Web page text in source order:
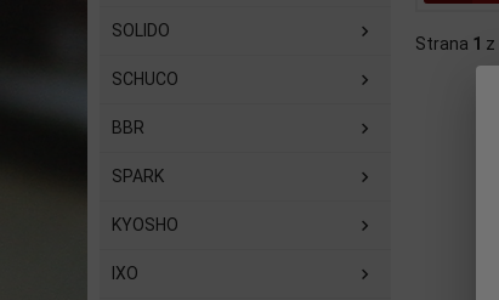
SOLIDO
SCHUCO
BBR
SPARK
KYOSHO
IXO
Strana 1 z